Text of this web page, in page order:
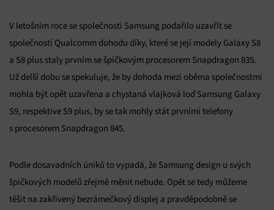
V letošním roce se společnosti Samsung podařilo uzavřít se
společností Qualcomm dohodu díky, které se její modely Galaxy S8
a S8 plus staly prvním se špičkovým procesorem Snapdragon 835.
Už delší dobu se spekuluje, že by dohoda mezi oběma společnostmi
mohla být opět uzavřena a chystaná vlajková loď Samsung Galaxy
S9, respektive S9 plus, by se tak mohly stát prvními telefony
s procesorem Snapdragon 845.
Podle dosavadních úniků to vypadá, že Samsung design u svých
špičkových modelů zřejmě měnit nebude. Opět se tedy můžeme
těšit na zakřivený bezrámečkový displej a pravděpodobně se